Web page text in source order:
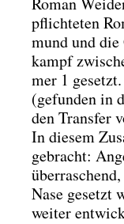
pflich­te­ten
mund und
kampf
mer 1
(gefun­den in
den Trans­fer
In die­sem
gebracht:
Nase gesetzt
wei­ter